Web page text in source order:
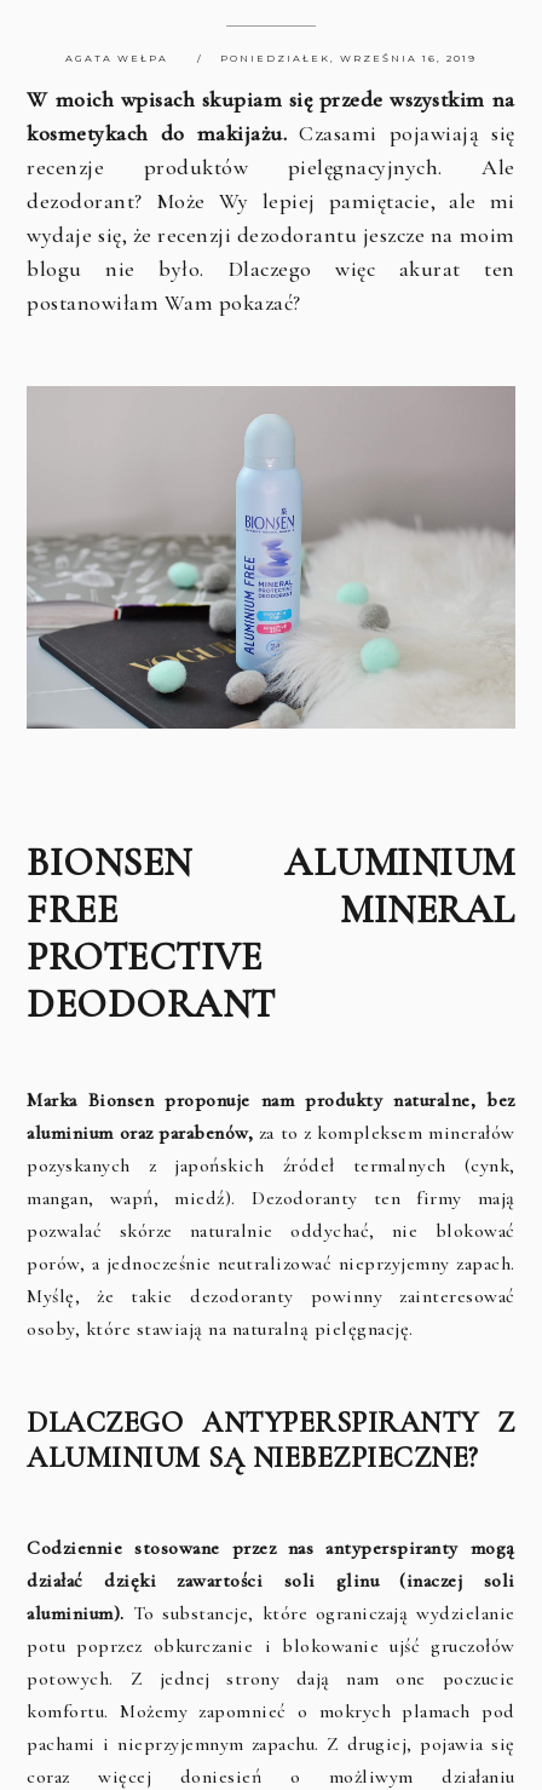
AGATA WEŁPA PONIEDZIAŁEK, WRZEŚNIA 16, 2019
W moich wpisach skupiam się przede wszystkim na
kosmetykach do makijażu.Czasami pojawiają się
recenzje produktów pielęgnacyjnych. Ale
dezodorant? Może Wy lepiej pamiętacie, ale mi
wydaje się, że recenzji dezodorantu jeszcze na moim
blogu nie było. Dlaczego więc akurat ten
postanowiłam Wam pokazać?
BIONSEN ALUMINIUM
FREE MINERAL
PROTECTIVE
DEODORANT
Marka Bionsen proponuje nam produkty naturalne, bez
aluminium oraz parabenów, za to z kompleksem minerałów
pozyskanych z japońskich źródeł termalnych (cynk,
mangan, wapń, miedź). Dezodoranty ten firmy mają
pozwalać skórze naturalnie oddychać, nie blokować
porów, a jednocześnie neutralizować nieprzyjemny zapach.
Myślę, że takie dezodoranty powinny zainteresować
osoby, które stawiają na naturalną pielęgnację.
DLACZEGO ANTYPERSPIRANTY Z
ALUMINIUM SĄ NIEBEZPIECZNE?
Codziennie stosowane przez nas antyperspiranty mogą
działać dzięki zawartości soli glinu (inaczej soli
aluminium). To substancje, które ograniczają wydzielanie
potu poprzez obkurczanie i blokowanie ujść gruczołów
potowych. Z jednej strony dają nam one poczucie
komfortu. Możemy zapomnieć o mokrych plamach pod
pachami i nieprzyjemnym zapachu. Z drugiej, pojawia się
coraz więcej doniesień o możliwym działaniu